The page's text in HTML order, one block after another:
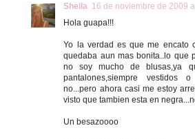
Sheila 16 de noviembre de 2009
Hola guapa!!!
Yo la verdad es que me encato
quedaba aun mas bonita..lo que
no soy mucho de blusas,ya
pantalones,siempre vestidos
no...pero ahora casi me estoy
visto que tambien esta en
Un besazoooo